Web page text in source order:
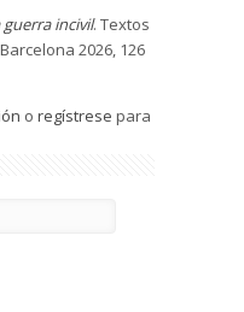
guerra incivil. Textos
2026, 126
o regístrese para